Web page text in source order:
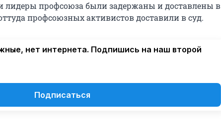
лидеры профсоюза были задержаны и доставлены в
профсоюзных активистов доставили в суд.
нет интернета. Подпишись на наш второй
Подписаться